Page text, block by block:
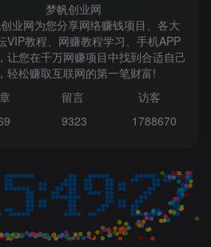
多多视频撸收益最新玩法，
高收益技术，单日变现
2000+，附赠全套技术资料
2年前 1W+人已阅读
创业网
业网为您分享网络赚钱项目、各大
VIP教程、网赚教程学习、手机APP
让您在千万网赚项目中找到合适自己
轻松赚取互联网的第一笔财富!
章 留言 访客
9323 1788670